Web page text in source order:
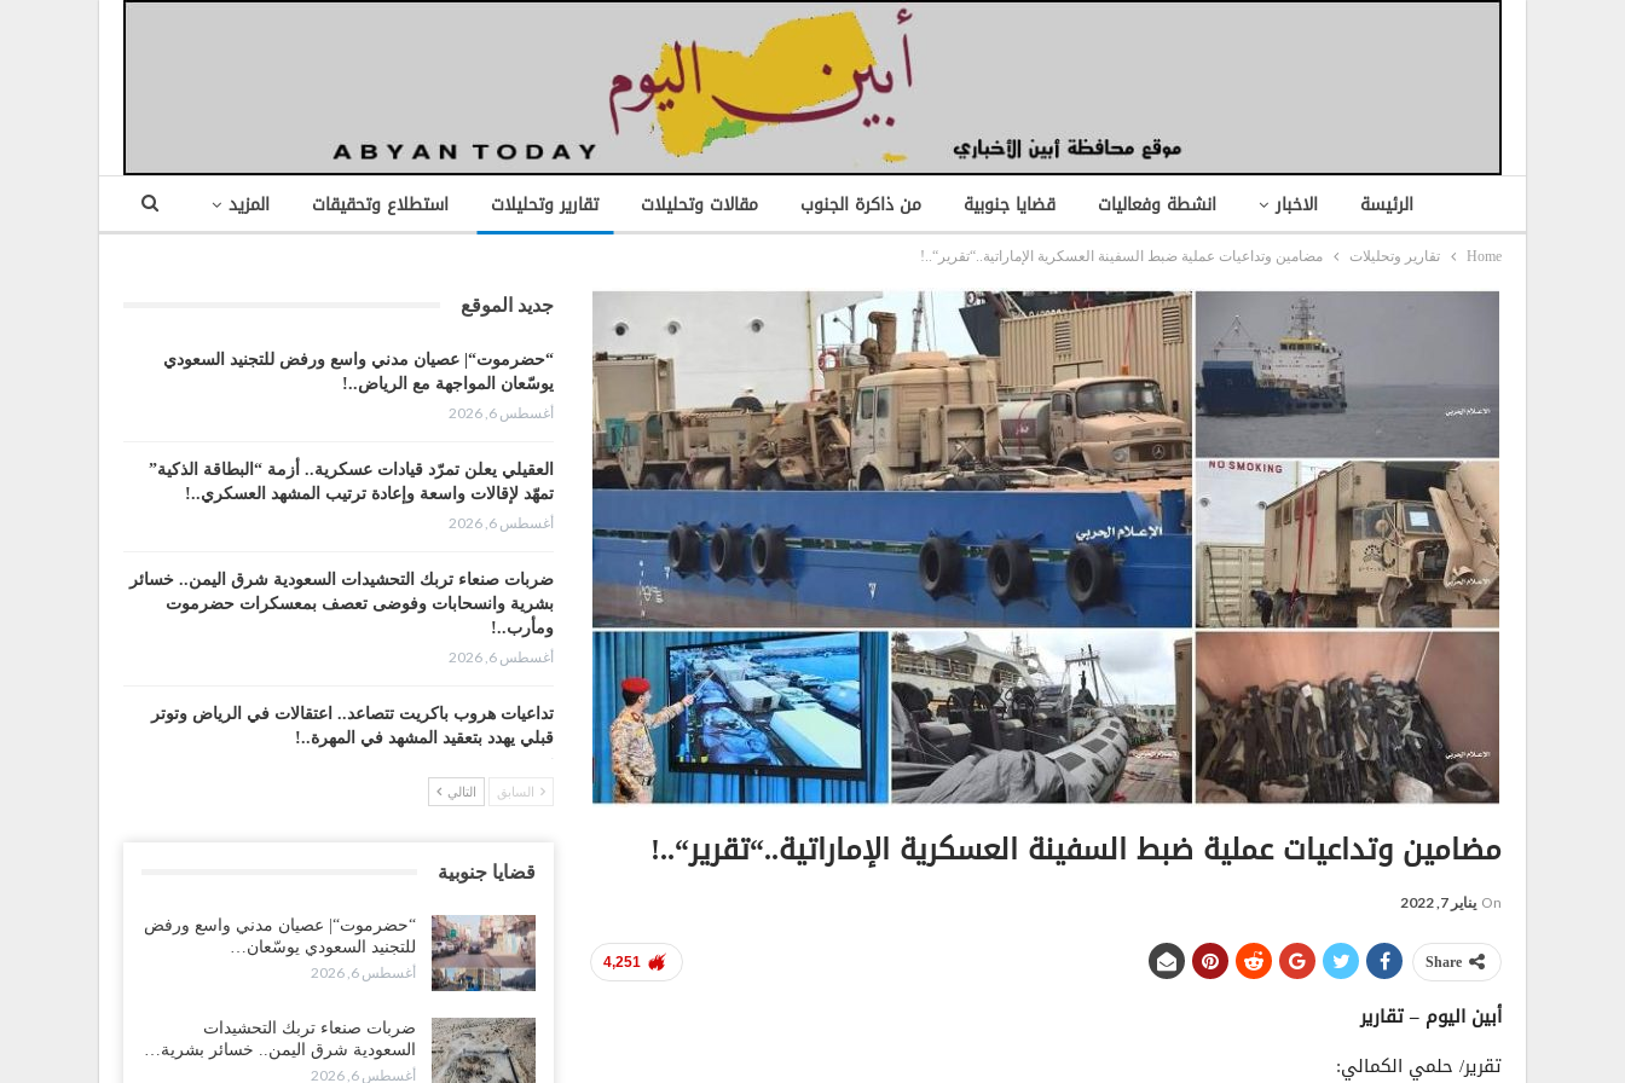
الرئيسة الاخبار انشطة وفعاليات قضايا جنوبية من ذاكرة الجنوب مقالات وتحليلات تقارير وتحليلات استطلاع وتحقيقات المزيد
Home تقارير وتحليلات مضامين وتداعيات عملية ضبط السفينة العسكرية الإماراتية..“تقرير“..!
مضامين وتداعيات عملية ضبط السفينة العسكرية الإماراتية..“تقرير“..!
On يناير 7, 2022
4,251 Share
أبين اليوم – تقارير
تقرير/ حلمي الكمالي:
جديد الموقع
“حضرموت“| عصيان مدني واسع ورفض للتجنيد السعودي
يوسّعان المواجهة مع الرياض..!
أغسطس 6, 2026
العقيلي يعلن تمرّد قيادات عسكرية.. أزمة “البطاقة الذكية”
تمهّد لإقالات واسعة وإعادة ترتيب المشهد العسكري..!
أغسطس 6, 2026
ضربات صنعاء تربك التحشيدات السعودية شرق اليمن.. خسائر
بشرية وانسحابات وفوضى تعصف بمعسكرات حضرموت
ومأرب..!
أغسطس 6, 2026
تداعيات هروب باكريت تتصاعد.. اعتقالات في الرياض وتوتر
قبلي يهدد بتعقيد المشهد في المهرة..!
أغسطس 6, 2026
“حضرموت“| الانتقالي يرفع التصعيد بالعصيان المدني.. ورسالة
تحدٍ للسعودية بشأن النفط..!
أغسطس 6, 2026
“تقرير“| عرب جورنال: استقالة مدير مكتب العليمي.. هل
دخلت سلطة الرئاسي مرحلة التفكك المؤسسي..!
السابق التالي
قضايا جنوبية
“حضرموت“| عصيان مدني واسع ورفض
للتجنيد السعودي يوسّعان…
أغسطس 6, 2026
ضربات صنعاء تربك التحشيدات
السعودية شرق اليمن.. خسائر بشرية…
أغسطس 6, 2026